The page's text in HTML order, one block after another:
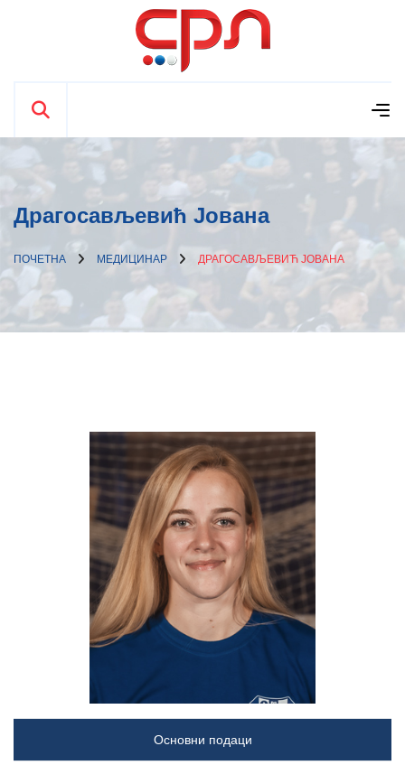
Драгосављевић Јована
ПОЧЕТНА МЕДИЦИНАР ДРАГОСАВЉЕВИЋ ЈОВАНА
Основни подаци